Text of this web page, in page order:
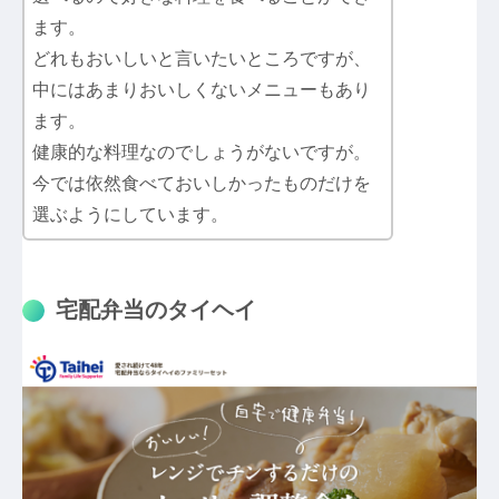
ます。
どれもおいしいと言いたいところですが、
中にはあまりおいしくないメニューもあり
ます。
健康的な料理なのでしょうがないですが。
今では依然食べておいしかったものだけを
選ぶようにしています。
宅配弁当のタイヘイ